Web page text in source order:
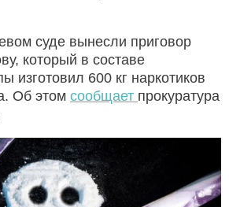
суде вынесли приговор
который в составе
изготовил 600 кг наркотиков
Об этом сообщает прокуратура